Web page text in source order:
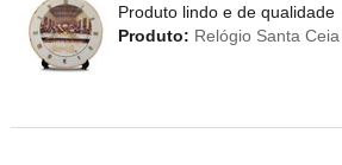
Produto lindo e de qualidade
Produto: Relógio Santa